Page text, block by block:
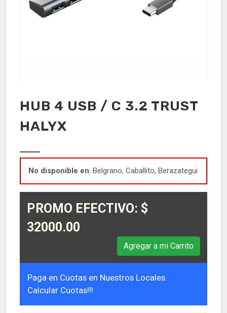
HUB 4 USB / C 3.2 TRUST
HALYX
No disponible en: Belgrano, Caballito, Berazategui
PROMO EFECTIVO: $
32000.00
Agregar a mi Carrito
Paga en Cuotas en Nuestros Locales.
Calcular Cuotas!!!